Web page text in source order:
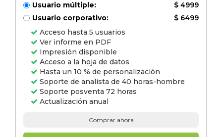
Usuario múltiple:
$ 4999
Usuario corporativo:
$ 6499
Acceso hasta 5 usuarios
Ver informe en PDF
Impresión disponible
Acceso a la hoja de datos
Hasta un 10 % de personalización
Soporte de analista de 40 horas-hombre
Soporte posventa 72 horas
Actualización anual
Comprar ahora